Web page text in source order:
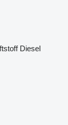
Diesel